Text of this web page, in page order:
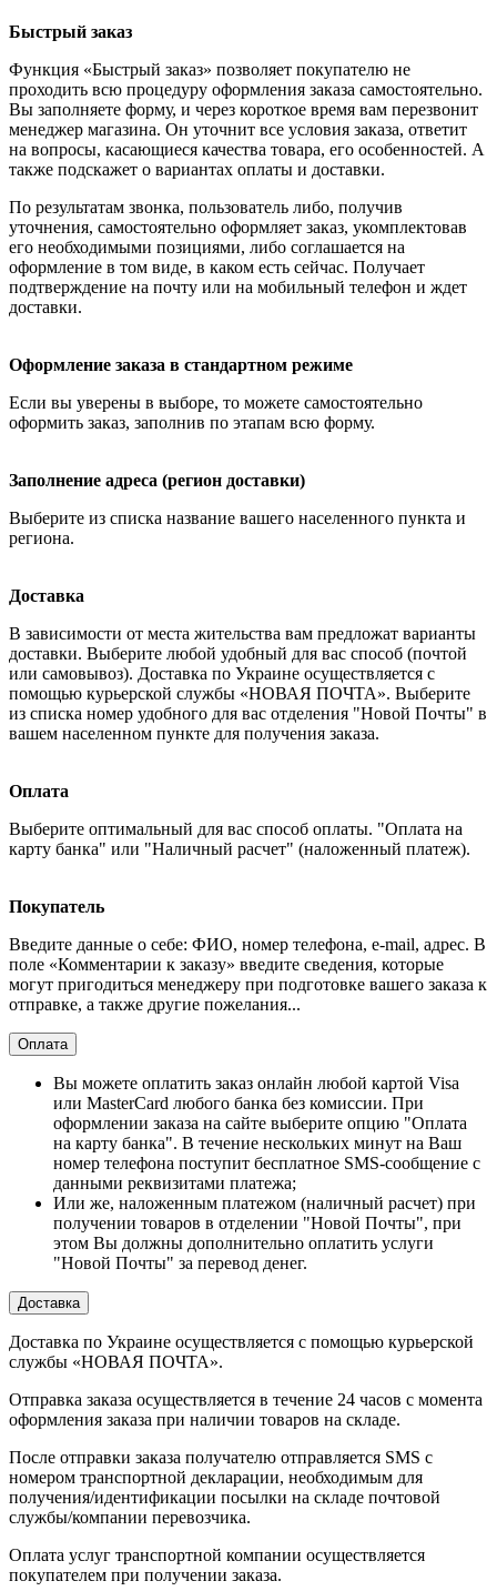
Быстрый заказ
Функция «Быстрый заказ» позволяет покупателю не
проходить всю процедуру оформления заказа самостоятельно.
Вы заполняете форму, и через короткое время вам перезвонит
менеджер магазина. Он уточнит все условия заказа, ответит
на вопросы, касающиеся качества товара, его особенностей. А
также подскажет о вариантах оплаты и доставки.
По результатам звонка, пользователь либо, получив
уточнения, самостоятельно оформляет заказ, укомплектовав
его необходимыми позициями, либо соглашается на
оформление в том виде, в каком есть сейчас. Получает
подтверждение на почту или на мобильный телефон и ждет
доставки.
Оформление заказа в стандартном режиме
Если вы уверены в выборе, то можете самостоятельно
оформить заказ, заполнив по этапам всю форму.
Заполнение адреса (регион доставки)
Выберите из списка название вашего населенного пункта и
региона.
Доставка
В зависимости от места жительства вам предложат варианты
доставки. Выберите любой удобный для вас способ (почтой
или самовывоз). Доставка по Украине осуществляется с
помощью курьерской службы «НОВАЯ ПОЧТА». Выберите
из списка номер удобного для вас отделения "Новой Почты" в
вашем населенном пункте для получения заказа.
Оплата
Выберите оптимальный для вас способ оплаты. "Оплата на
карту банка" или "Наличный расчет" (наложенный платеж).
Покупатель
Введите данные о себе: ФИО, номер телефона, e-mail, адрес. В
поле «Комментарии к заказу» введите сведения, которые
могут пригодиться менеджеру при подготовке вашего заказа к
отправке, а также другие пожелания...
Оплата
Вы можете оплатить заказ онлайн любой картой Visa
или MasterCard любого банка без комиссии. При
оформлении заказа на сайте выберите опцию "Оплата
на карту банка". В течение нескольких минут на Ваш
номер телефона поступит бесплатное SMS-сообщение с
данными реквизитами платежа;
Или же, наложенным платежом (наличный расчет) при
получении товаров в отделении "Новой Почты", при
этом Вы должны дополнительно оплатить услуги
"Новой Почты" за перевод денег.
Доставка
Доставка по Украине осуществляется с помощью курьерской
службы «НОВАЯ ПОЧТА».
Отправка заказа осуществляется в течение 24 часов с момента
оформления заказа при наличии товаров на складе.
После отправки заказа получателю отправляется SMS с
номером транспортной декларации, необходимым для
получения/идентификации посылки на складе почтовой
службы/компании перевозчика.
Оплата услуг транспортной компании осуществляется
покупателем при получении заказа.